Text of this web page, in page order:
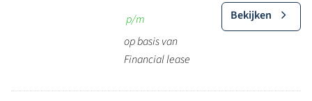
p/m
op basis van
Financial lease
Bekijken